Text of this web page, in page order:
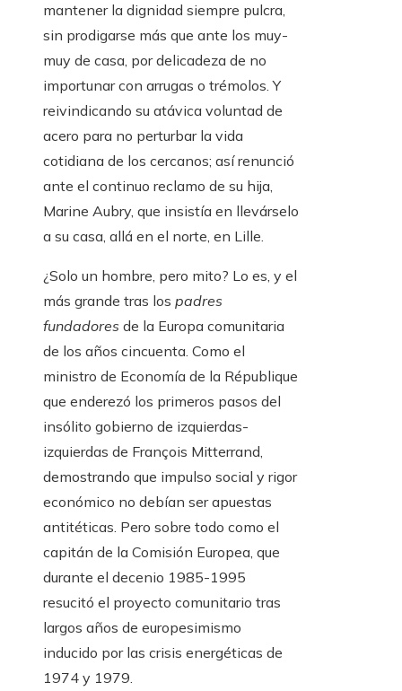
mantener la dignidad siempre pulcra,
sin prodigarse más que ante los muy-
muy de casa, por delicadeza de no
importunar con arrugas o trémolos. Y
reivindicando su atávica voluntad de
acero para no perturbar la vida
cotidiana de los cercanos; así renunció
ante el continuo reclamo de su hija,
Marine Aubry, que insistía en llevárselo
a su casa, allá en el norte, en Lille.
¿Solo un hombre, pero mito? Lo es, y el
más grande tras los padres
fundadores de la Europa comunitaria
de los años cincuenta. Como el
ministro de Economía de la République
que enderezó los primeros pasos del
insólito gobierno de izquierdas-
izquierdas de François Mitterrand,
demostrando que impulso social y rigor
económico no debían ser apuestas
antitéticas. Pero sobre todo como el
capitán de la Comisión Europea, que
durante el decenio 1985-1995
resucitó el proyecto comunitario tras
largos años de europesimismo
inducido por las crisis energéticas de
1974 y 1979.